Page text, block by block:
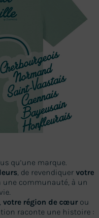
qu’une marque.
, de revendiquer votre
une communauté, à un
votre région de cœur ou
raconte une histoire :